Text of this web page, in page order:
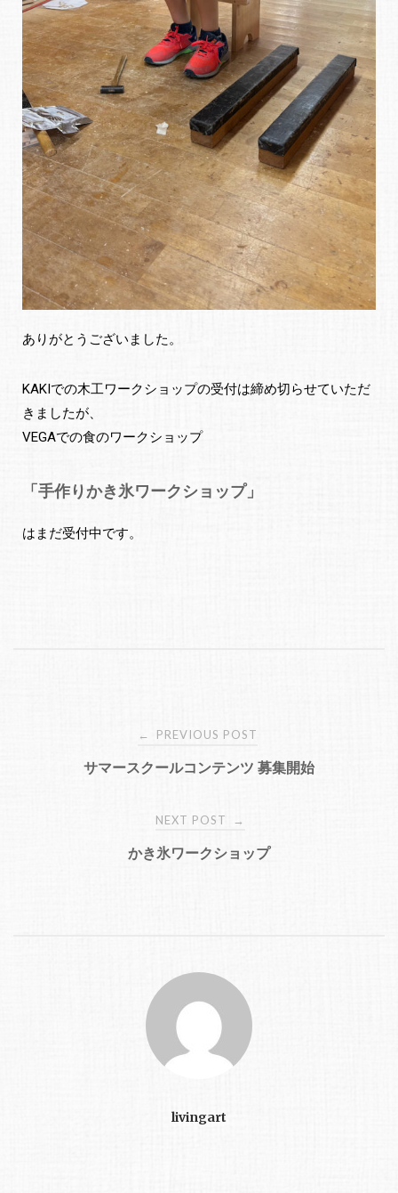
ありがとうございました。
KAKIでの木工ワークショップの受付は締め切らせていただ
きましたが、
VEGAでの食のワークショップ
「手作りかき氷ワークショップ」
はまだ受付中です。
← PREVIOUS POST
サマースクールコンテンツ 募集開始
NEXT POST →
かき氷ワークショップ
livingart